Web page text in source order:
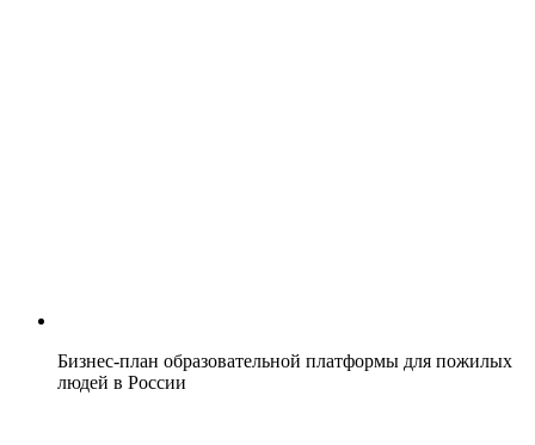
Бизнес-план образовательной платформы для пожилых
людей в России